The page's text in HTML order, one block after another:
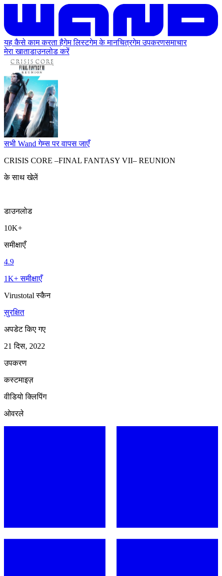
यह कैसे काम करता हैगेम लिस्टगेम के मानचित्रगेम उपकरणसमाचार
मेरा खाताडाउनलोड करें
सभी Wand गेम्स पर वापस जाएँ
CRISIS CORE –FINAL FANTASY VII– REUNION
के साथ खेलें
डाउनलोड
10K+
समीक्षाएँ
4.9
1K+ समीक्षाएँ
Virustotal स्कैन
सुरक्षित
अपडेट किए गए
21 दिस, 2022
उपकरण
कस्टमाइज़
वीडियो क्लिपिंग
ओवरले